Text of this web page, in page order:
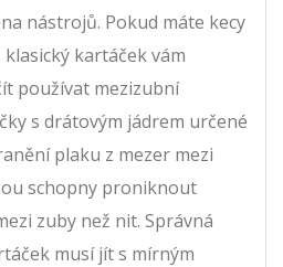
nástrojů. Pokud máte kecy
kartáček vám
používat mezizubní
s drátovým jádrem určené
plaku z mezer mezi
schopny proniknout
zuby než nit. Správná
musí jít s mírným